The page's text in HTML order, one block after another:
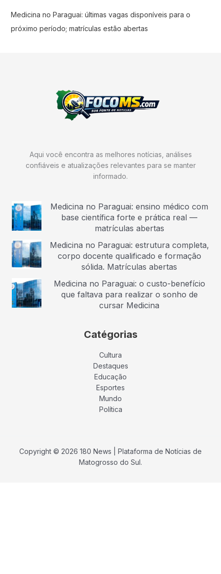
Medicina no Paraguai: últimas vagas disponíveis para o
próximo período; matrículas estão abertas
Aqui você encontra as melhores notícias, análises
confiáveis e atualizações relevantes para se manter
informado.
Medicina no Paraguai: ensino médico com
base científica forte e prática real —
matrículas abertas
Medicina no Paraguai: estrutura completa,
corpo docente qualificado e formação
sólida. Matrículas abertas
Medicina no Paraguai: o custo-benefício
que faltava para realizar o sonho de
cursar Medicina
Catégorias
Cultura
Destaques
Educação
Esportes
Mundo
Política
Copyright © 2026 180 News | Plataforma de Notícias de
Matogrosso do Sul.